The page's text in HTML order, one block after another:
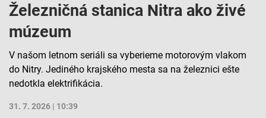
Železničná stanica Nitra ako živé
múzeum
V našom letnom seriáli sa vyberieme motorovým vlakom
do Nitry. Jediného krajského mesta sa na železnici ešte
nedotkla elektrifikácia.
31. 7. 2026 | 10:39